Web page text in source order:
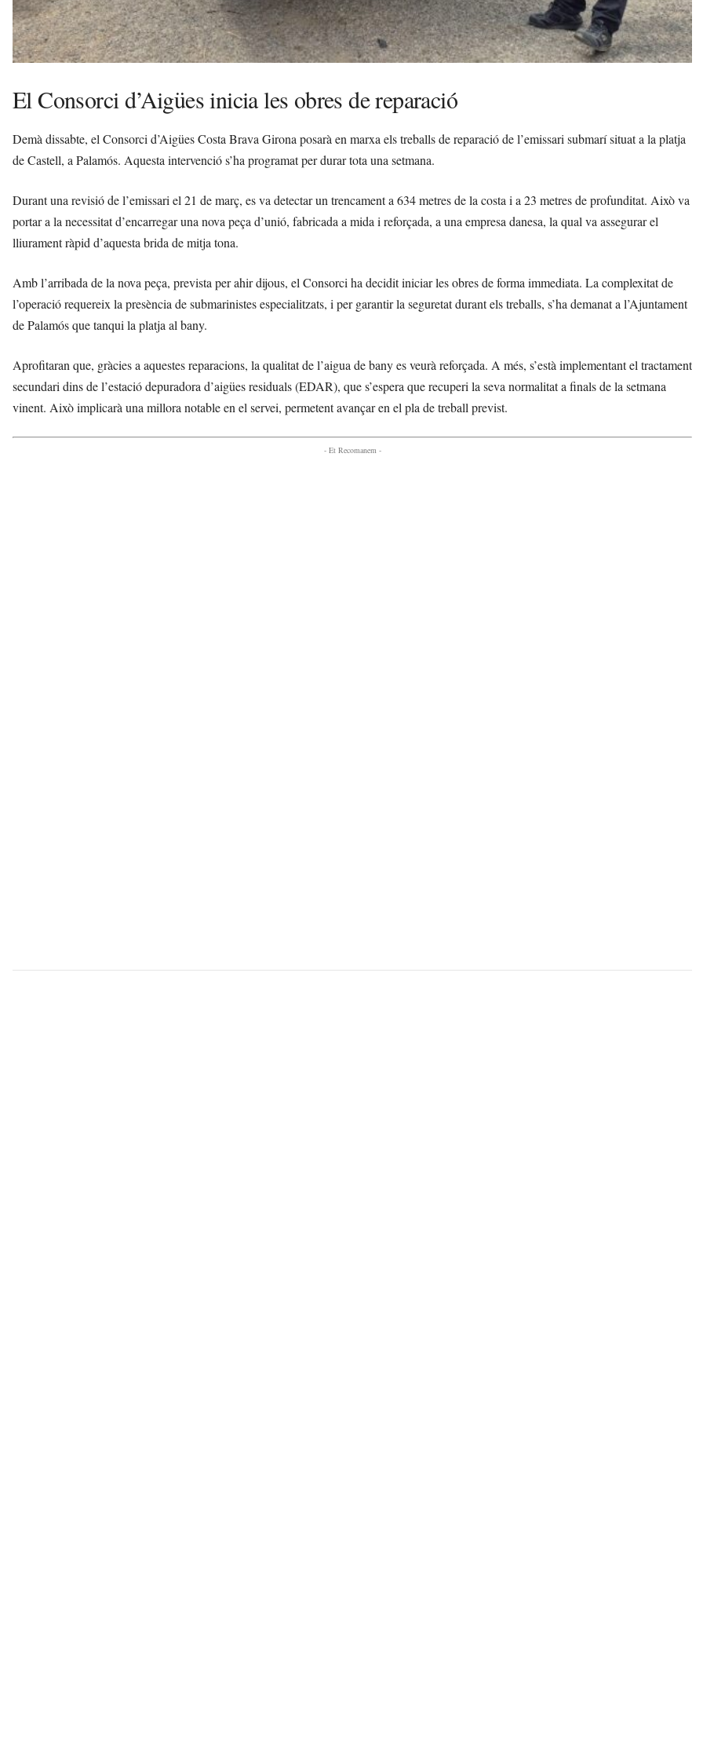
El Consorci d’Aigües inicia les obres de reparació
Demà dissabte, el Consorci d’Aigües Costa Brava Girona posarà en marxa els treballs de reparació de l’emissari submarí situat a la platja
de Castell, a Palamós. Aquesta intervenció s’ha programat per durar tota una setmana.
Durant una revisió de l’emissari el 21 de març, es va detectar un trencament a 634 metres de la costa i a 23 metres de profunditat. Això va
portar a la necessitat d’encarregar una nova peça d’unió, fabricada a mida i reforçada, a una empresa danesa, la qual va assegurar el
lliurament ràpid d’aquesta brida de mitja tona.
Amb l’arribada de la nova peça, prevista per ahir dijous, el Consorci ha decidit iniciar les obres de forma immediata. La complexitat de
l’operació requereix la presència de submarinistes especialitzats, i per garantir la seguretat durant els treballs, s’ha demanat a l’Ajuntament
de Palamós que tanqui la platja al bany.
Aprofitaran que, gràcies a aquestes reparacions, la qualitat de l’aigua de bany es veurà reforçada. A més, s’està implementant el tractament
secundari dins de l’estació depuradora d’aigües residuals (EDAR), que s’espera que recuperi la seva normalitat a finals de la setmana
vinent. Això implicarà una millora notable en el servei, permetent avançar en el pla de treball previst.
- Et Recomanem -